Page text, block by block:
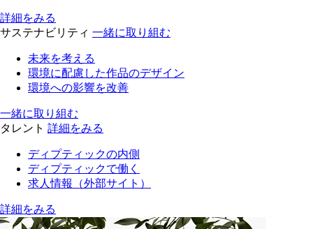
詳細をみる
サステナビリティ 一緒に取り組む
未来を考える
環境に配慮した作品のデザイン
環境への影響を改善
一緒に取り組む
タレント 詳細をみる
ディプティックの内側
ディプティックで働く
求人情報（外部サイト）
詳細をみる